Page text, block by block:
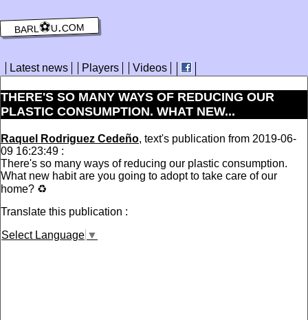
barl⚽️u.com
Latest news Players Videos
THERE'S SO MANY WAYS OF REDUCING OUR
PLASTIC CONSUMPTION. WHAT NEW...
Raquel Rodriguez Cedeño, text's publication from 2019-06-
09 16:23:49 :
There's so many ways of reducing our plastic consumption.
What new habit are you going to adopt to take care of our
home? ♻
Translate this publication :
Select Language ▼